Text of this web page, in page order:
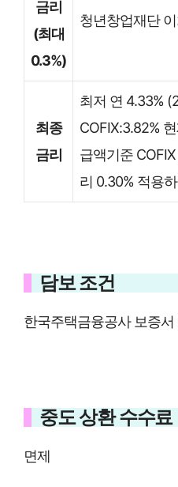
금리
(최대
0.3%)
청년창업재단
최종
금리
최저 연 4.33%
COFIX:3.82%
급액기준
리 0.30% 적용
담보 조건
한국주택금융공사 보증서
중도 상환 수수료
면제